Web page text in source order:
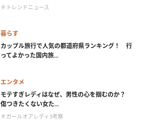
＃トレンドニュース
暮らす
カップル旅行で人気の都道府県ランキング！ 行
ってよかった国内旅...
エンタメ
モテすぎレディはなぜ、男性の心を掴むのか？
傷つきたくない女た...
＃ガールオアレディ3考察